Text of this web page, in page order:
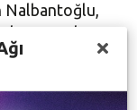
Nalbantoğlu,
sona ulaştı.
erkeklerde
noktasına
erkeklerde